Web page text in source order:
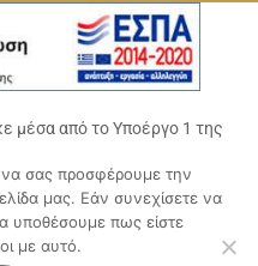
μέσα από το Υποέργο 1 της
του
(ΟΠΣ 5045300),
Ελλάδα 2014-2020».
Ένωση (Ευρωπαϊκό
να σας προσφέρουμε την
μας. Εάν συνεχίσετε να
υποθέσουμε πως είστε
με αυτό.